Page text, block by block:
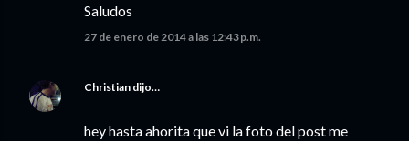
Saludos
27 de enero de 2014 a las 12:43 p.m.
Christian dijo…
hey hasta ahorita que vi la foto del post me